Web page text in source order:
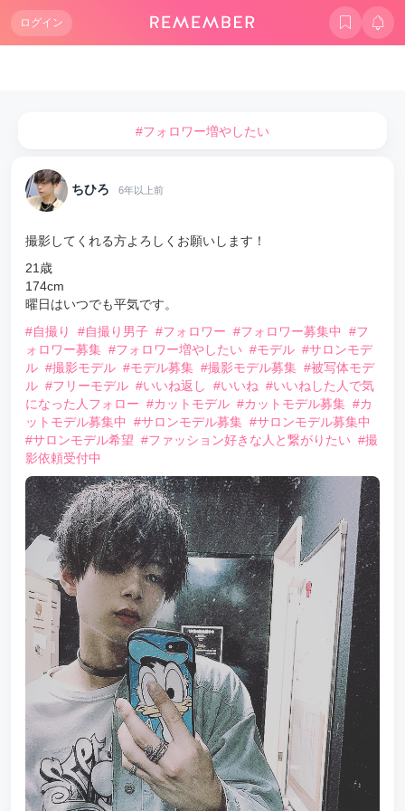
ログイン
#フォロワー増やしたい
ちひろ 6年以上前
撮影してくれる方よろしくお願いします！
21歳
174cm
曜日はいつでも平気です。
#自撮り
#自撮り男子 #フォロワー #フォロワー募集中
#フ
ォロワー募集 #フォロワー増やしたい #モデル #サロンモデ
ル #撮影モデル #モデル募集 #撮影モデル募集 #被写体モデ
ル #フリーモデル #いいね返し #いいね #いいねした人で気
になった人フォロー #カットモデル #カットモデル募集 #カ
ットモデル募集中
#サロンモデル募集 #サロンモデル募集中
#サロンモデル希望 #ファッション好きな人と繋がりたい #撮
影依頼受付中